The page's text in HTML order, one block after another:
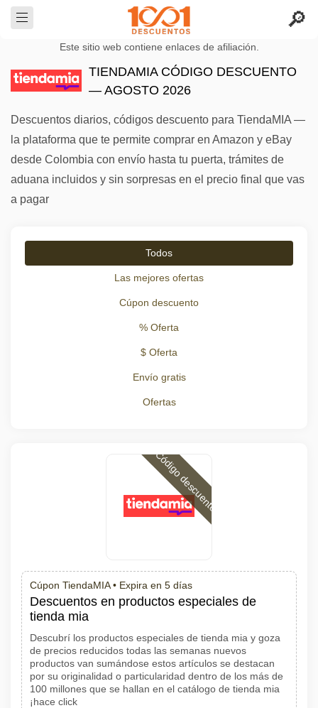
Este sitio web contiene enlaces de afiliación.
TIENDAMIA CÓDIGO DESCUENTO
— AGOSTO 2026
Descuentos diarios, códigos descuento para TiendaMIA —
la plataforma que te permite comprar en Amazon y eBay
desde Colombia con envío hasta tu puerta, trámites de
aduana incluidos y sin sorpresas en el precio final que vas
a pagar
Todos
Las mejores ofertas
Cúpon descuento
% Oferta
$ Oferta
Envío gratis
Ofertas
Código descuento
Cúpon TiendaMIA • Expira en 5 días
Descuentos en productos especiales de
tienda mia
Descubrí los productos especiales de tienda mia y goza
de precios reducidos todas las semanas nuevos
productos van sumándose estos artículos se destacan
por su originalidad o particularidad dentro de los más de
100 millones que se hallan en el catálogo de tienda mia
¡hace click